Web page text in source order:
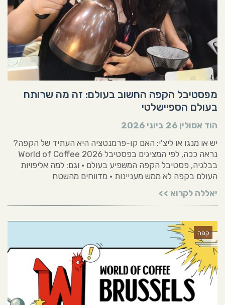
מפסטיבל הקפה החשוב בעולם: זה מה שרותח
בעולם הספיישלטי
הוד אסולין 26 ביוני 2026
יש או מנגו או ליצ'י: האם קו-פרמנטציה היא העתיד של הקפה?
נראה ככה, לפי המציגים בפסטיבל World of Coffee 2026
בבלגיה, פסטיבל הקפה המשפיע בעולם • וגם: למה אליפויות
העולם בקפה לא ממש מעניינות • מדווחים מהשטח
יאללה לקרוא >>
קפה